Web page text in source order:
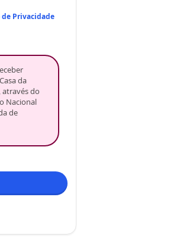
de Privacidade
da
através do
Nacional
de